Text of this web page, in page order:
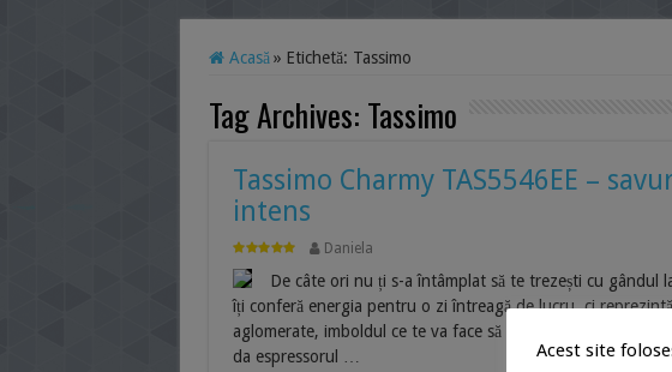
Acasă » Etichetă: Tassimo
Tag Archives: Tassimo
Tassimo Charmy TAS5546EE –
intens
Daniela
De câte ori nu ți s-a întâmplat să te trezești cu gândul
îți conferă energia pentru o zi întreagă de lucru, ci
aglomerate, imboldul ce te va face să fii concentrat și atent
da espressorul …
Acest site